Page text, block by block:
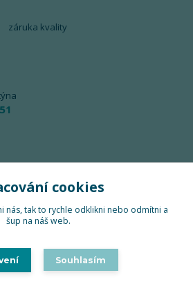
záruka kvality
cookies
nás, tak to rychle odklikni nebo odmítni a
šup na náš web.
Souhlasím